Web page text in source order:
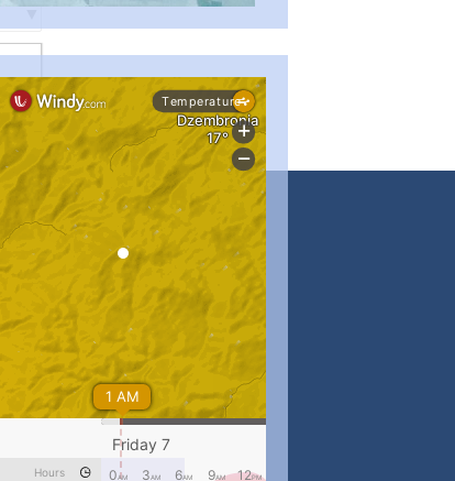
#PipIvanToday...
pimrec_project
#PipIvanToday ...